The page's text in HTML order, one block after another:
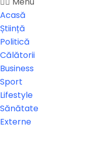
Acasă
Știință
Politică
Călătorii
Business
Sport
Lifestyle
Sănătate
Externe